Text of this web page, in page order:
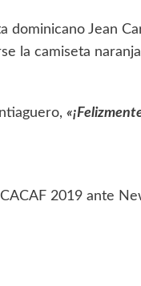
Jean
la camiseta
2019 ante